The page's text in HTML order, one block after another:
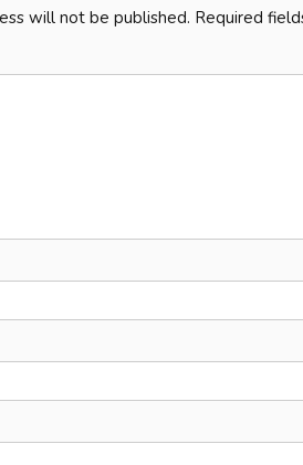
will not be published. Required